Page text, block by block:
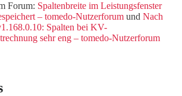
Forum: Spaltenbreite im Leistungsfenster
– tomedo-Nutzerforum und Nach
Spalten bei KV-
sehr eng – tomedo-Nutzerforum